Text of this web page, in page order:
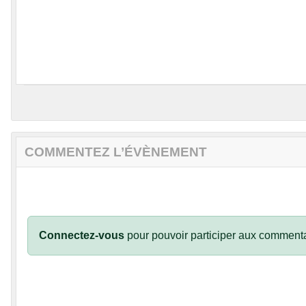
COMMENTEZ L’ÉVÈNEMENT
Connectez-vous pour pouvoir participer aux